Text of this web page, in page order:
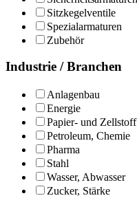
Sitzkegelventile
Spezialarmaturen
Zubehör
Industrie / Branchen
Anlagenbau
Energie
Papier- und Zellstoff
Petroleum, Chemie
Pharma
Stahl
Wasser, Abwasser
Zucker, Stärke